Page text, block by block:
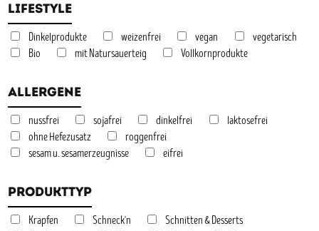
VIDEOS
Lifestyle
Dinkelprodukte weizenfrei vegan
vegetarisch
Bio
mit Natursauerteig Vollkornprodukte
Allergene
nussfrei sojafrei dinkelfrei
laktosefrei
ohne Hefezusatz
roggenfrei
sesam u. sesamerzeugnisse
eifrei
Produkttyp
Krapfen Schneck'n
Schnitten & Desserts